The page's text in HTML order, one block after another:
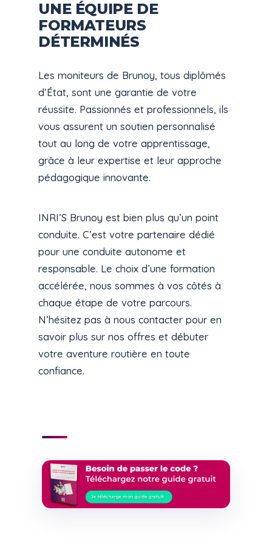
UNE ÉQUIPE DE
FORMATEURS
DÉTERMINÉS
Les moniteurs de Brunoy, tous diplômés
d’État, sont une garantie de votre
réussite. Passionnés et professionnels, ils
vous assurent un soutien personnalisé
tout au long de votre apprentissage,
grâce à leur expertise et leur approche
pédagogique innovante.
INRI’S Brunoy est bien plus qu’un point
conduite. C’est votre partenaire dédié
pour une conduite autonome et
responsable. Le choix d’une formation
accélérée, nous sommes à vos côtés à
chaque étape de votre parcours.
N’hésitez pas à nous contacter pour en
savoir plus sur nos offres et débuter
votre aventure routière en toute
confiance.